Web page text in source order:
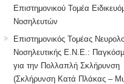
Επιστημονικού Τομέα
Νοσηλευτών
Επιστημονικός Τομέας
Νοσηλευτικής Ε.Ν.Ε.:
για την Πολλαπλή Σκλήρυνση
(Σκλήρυνση Κατά Πλάκας –